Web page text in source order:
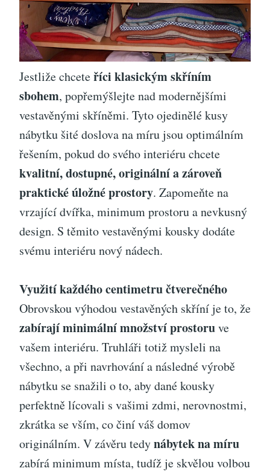
Jestliže chceteříci klasickým skříním
sbohem, popřemýšlejte nad modernějšími
vestavěnými skříněmi. Tyto ojedinělé kusy
nábytku šité doslova na míru jsou optimálním
řešením, pokud do svého interiéru chcete
kvalitní, dostupné, originální a zároveň
praktické úložné prostory. Zapomeňte na
vrzající dvířka, minimum prostoru a nevkusný
design. S těmito vestavěnými kousky dodáte
svému interiéru nový nádech.
Využití každého centimetru čtverečného
Obrovskou výhodou vestavěných skříní je to, že
zabírají minimální množství prostoruve
vašem interiéru. Truhláři totiž mysleli na
všechno, a při navrhování a následné výrobě
nábytku se snažili o to, aby dané kousky
perfektně lícovali s vašimi zdmi, nerovnostmi,
zkrátka se vším, co činí váš domov
originálním. V závěru tedynábytek na míru
zabírá minimum místa, tudíž je skvělou volbou